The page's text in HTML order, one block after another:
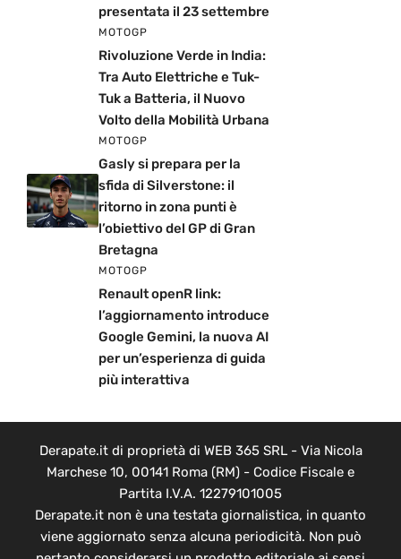
presentata il 23 settembre
MOTOGP
Rivoluzione Verde in India:
Tra Auto Elettriche e Tuk-
Tuk a Batteria, il Nuovo
Volto della Mobilità Urbana
MOTOGP
Gasly si prepara per la
sfida di Silverstone: il
ritorno in zona punti è
l’obiettivo del GP di Gran
Bretagna
MOTOGP
Renault openR link:
l’aggiornamento introduce
Google Gemini, la nuova AI
per un’esperienza di guida
più interattiva
Derapate.it di proprietà di WEB 365 SRL - Via Nicola
Marchese 10, 00141 Roma (RM) - Codice Fiscale e
Partita I.V.A. 12279101005
Derapate.it non è una testata giornalistica, in quanto
viene aggiornato senza alcuna periodicità. Non può